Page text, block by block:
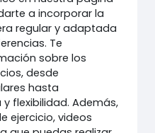
a incorporar la
regular y adaptada
Te
sobre los
desde
hasta
flexibilidad. Además,
ejercicio, videos